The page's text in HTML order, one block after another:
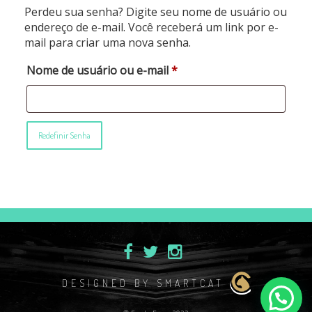
Perdeu sua senha? Digite seu nome de usuário ou
endereço de e-mail. Você receberá um link por e-
mail para criar uma nova senha.
Nome de usuário ou e-mail*Obrigatório
Redefinir Senha
DESIGNED BY SMARTCAT